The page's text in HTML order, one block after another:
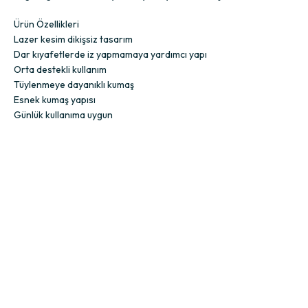
Ürün Özellikleri
Lazer kesim dikişsiz tasarım
Dar kıyafetlerde iz yapmamaya yardımcı yapı
Orta destekli kullanım
Tüylenmeye dayanıklı kumaş
Esnek kumaş yapısı
Günlük kullanıma uygun